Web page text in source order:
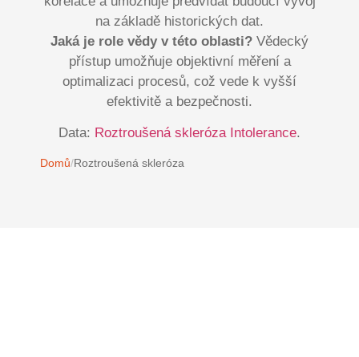
na základě historických dat.
Jaká je role vědy v této oblasti? Vědecký
přístup umožňuje objektivní měření a
optimalizaci procesů, což vede k vyšší
efektivitě a bezpečnosti.
Data: Roztroušená skleróza Intolerance.
Domů/Roztroušená skleróza